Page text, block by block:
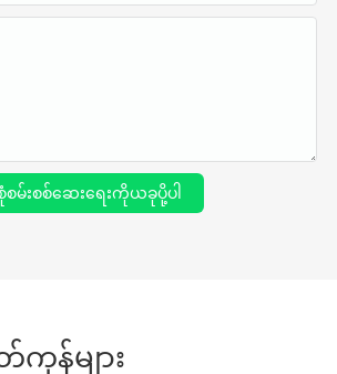
စမ်းစစ်ဆေးရေးကိုယခုပို့ပါ
န်များ